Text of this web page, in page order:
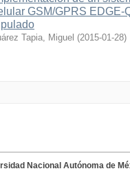
GSM/GPRS EDGE-
Tapia, Miguel (2015-01-28)
Nacional Autónoma de